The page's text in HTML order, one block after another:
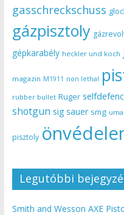
gasschreckschuss
gázpisztoly
gépkarabély heckler und koch
magazin M1911 non lethal
rubber bullet Ruger
shotgun sig sauer smg
pisztoly
Legutóbbi
Smith and Wesson AXE